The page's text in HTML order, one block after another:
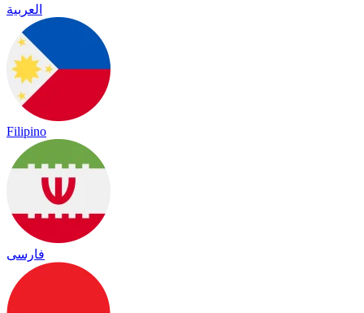
العربية
Filipino
فارسی